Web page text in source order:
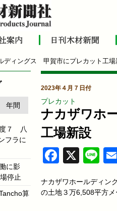
ディングス 甲賀市にプレカット工場
2023年４月７日付
プレカット
ナカザワホ
工場新設
X
ナカザワホールディン
の土地３万6,508平方メ
年間
度７ 八
フラに
に影
停止
算